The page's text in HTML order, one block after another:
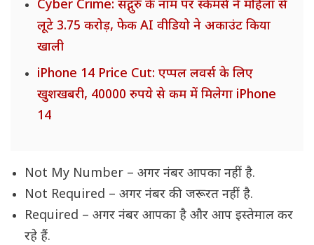
Cyber Crime: सद्गुरु के नाम पर स्कैमर्स ने महिला से
लूटे 3.75 करोड़, फेक AI वीडियो ने अकाउंट किया
खाली
iPhone 14 Price Cut: एप्पल लवर्स के लिए
खुशखबरी, 40000 रुपये से कम में मिलेगा iPhone
14
Not My Number – अगर नंबर आपका नहीं है.
Not Required – अगर नंबर की जरूरत नहीं है.
Required – अगर नंबर आपका है और आप इस्तेमाल कर
रहे हैं.